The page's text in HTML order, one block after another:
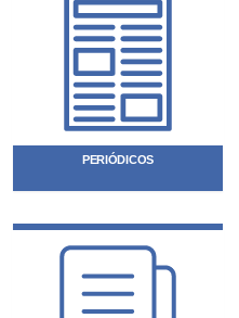
PERIÓDICOS